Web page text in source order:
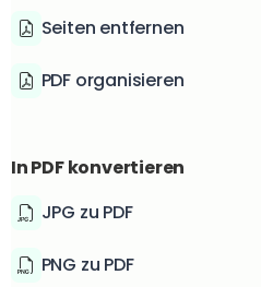
Seiten entfernen
PDF organisieren
In PDF konvertieren
JPG zu PDF
PNG zu PDF